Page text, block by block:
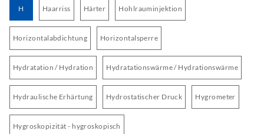
H Haarriss Härter Hohlrauminjektion
Horizontalabdichtung Horizontalsperre
Hydratation / Hydration Hydratationswärme / Hydrationswärme
Hydraulische Erhärtung Hydrostatischer Druck Hygrometer
Hygroskopizität - hygroskopisch